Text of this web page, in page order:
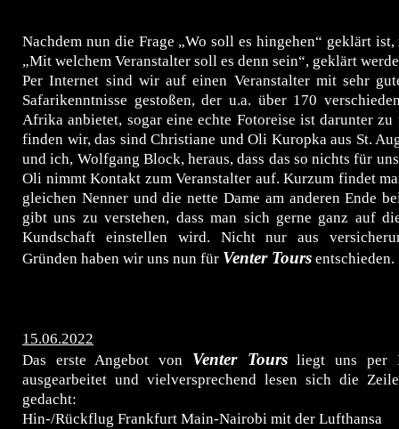
Nachdem nun die Frage „Wo soll es hingehen“ geklärt ist,
„Mit welchem Veranstalter soll es denn sein“, geklärt
Per Internet sind wir auf einen Veranstalter mit sehr
Safarikenntnisse gestoßen, der u.a. über 170
Afrika anbietet, sogar eine echte Fotoreise ist darunter
finden wir, das sind Christiane und Oli Kuropka aus St.
und ich, Wolfgang Block, heraus, dass das so nichts für
Oli nimmt Kontakt zum Veranstalter auf. Kurzum findet
gleichen Nenner und die nette Dame am anderen Ende
gibt uns zu verstehen, dass man sich gerne ganz auf
Kundschaft einstellen wird. Nicht nur aus
Gründen haben wir uns nun für Venter Tours entschieden.
15.06.2022
Das erste Angebot von Venter Toursliegt uns per
ausgearbeitet und vielversprechend lesen sich die
gedacht:
Hin-/Rückflug Frankfurt Main-Nairobi mit der Lufthansa